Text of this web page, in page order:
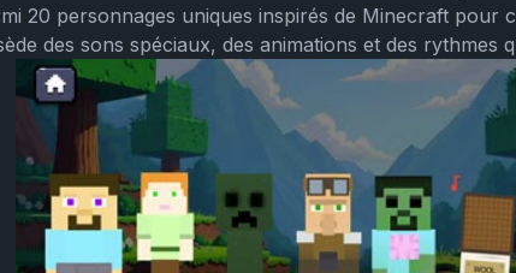
20 personnages uniques inspirés de Minecraft
des sons spéciaux, des animations et des rythmes